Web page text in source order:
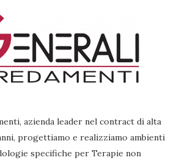
azienda leader nel contract di alta
progettiamo e realizziamo ambienti
specifiche per Terapie non